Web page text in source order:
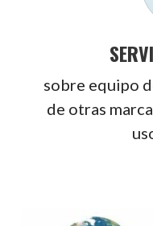
sobre equipo
de otras